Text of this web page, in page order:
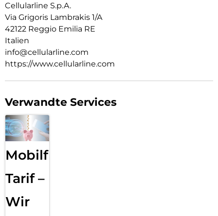
Cellularline S.p.A.
Via Grigoris Lambrakis 1/A
42122 Reggio Emilia RE
Italien
info@cellularline.com
https://www.cellularline.com
Verwandte Services
Mobilfunk
Tarif –
Wir